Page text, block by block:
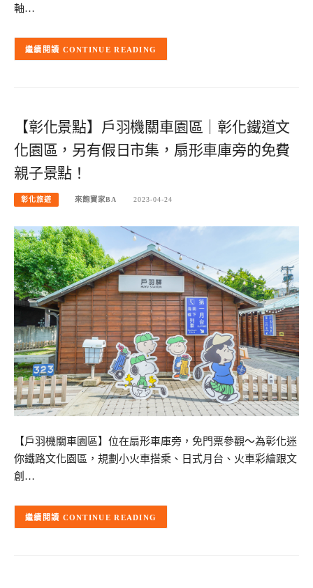
軸…
CONTINUE READING
【彰化景點】戶羽機關車園區｜彰化鐵道文
化園區，另有假日市集，扇形車庫旁的免費
親子景點！
彰化旅遊 來飽寶家BA 2023-04-24
【戶羽機關車園區】位在扇形車庫旁，免門票參觀～為彰化迷
你鐵路文化園區，規劃小火車搭乘、日式月台、火車彩繪跟文
創…
CONTINUE READING